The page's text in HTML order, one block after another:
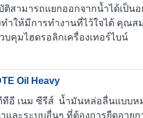
สามารถแยกออกจากน้ำได้เป็นอ
ำให้มีการทำงานที่ไว้ใจได้ คุณ
บคุมไฮดรอลิกเครื่องเทอร์ไบน์
Oil Heavy
ทีอี เนม ซีรีส์ น้ำมันหล่อลื่นแบบห
และระบบอื่นๆ ที่ต้องการยืดอายุ